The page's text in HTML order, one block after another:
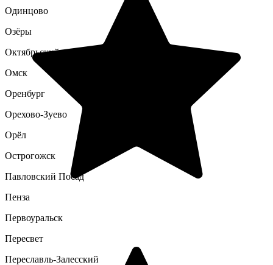
Одинцово
Озёры
Октябрьский
Омск
Оренбург
Орехово-Зуево
Орёл
Острогожск
Павловский Посад
Пенза
Первоуральск
Пересвет
Переславль-Залесский